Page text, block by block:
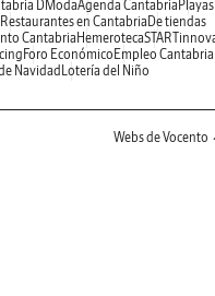
DModaAgenda Cantabria Playas
Restaurantes en Cantabria De tiendas
CantabriaHemeroteca
Foro Económico Empleo Cantabria
Navidad Lotería del Niño
Webs de Vocento